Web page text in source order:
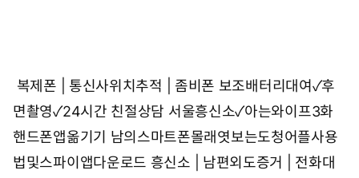
복제폰 | 통신사위치추적 | 좀비폰 보조배터리대여✓후
면촬영✓24시간 친절상담 서울흥신소✓아는와이프3화
핸드폰앱옮기기 남의스마트폰몰래엿보는도청어플사용
법및스파이앱다운로드 흥신소 | 남편외도증거 | 전화대